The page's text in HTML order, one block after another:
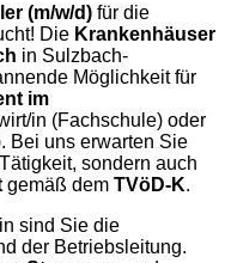
(m/w/d) für die
Die Krankenhäuser
in Sulzbach-
Möglichkeit für
im
in (Fachschule) oder
Bei uns erwarten Sie
sondern auch
gemäß dem TVöD-K.
sind Sie die
der Betriebsleitung.